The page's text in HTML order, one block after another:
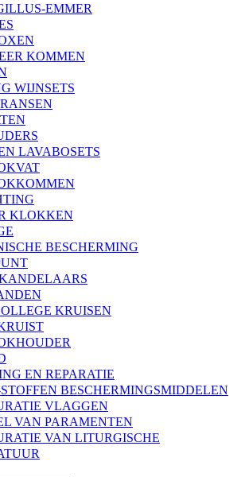
EMMER
KOMMEN
WIJNSETS
LAVABOSETS
KLOKKEN
BESCHERMING
KRUISEN
EN REPARATIE
BESCHERMINGSMIDDELEN
VLAGGEN
VAN PARAMENTEN
VAN LITURGISCHE